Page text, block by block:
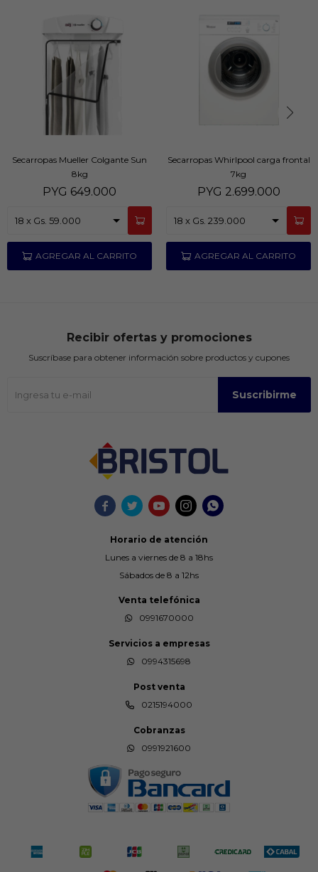
Secarropas Mueller Colgante Sun
8kg
PYG 649.000
Secarropas Whirlpool carga frontal
7kg
PYG 2.699.000
    
Horario de atención
Lunes a viernes de 8 a 18hs
Sábados de 8 a 12hs
Venta telefónica
0991670000
Servicios a empresas
0994315698
Post venta
0215194000
Cobranzas
0991921600
Recibir ofertas y promociones
Suscríbase para obtener información sobre productos y cupones
Suscribirme